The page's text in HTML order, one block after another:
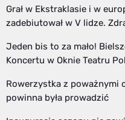
Grał w Ekstraklasie i w
zadebiutował w V lidze.
Jeden bis to za mało!
Koncertu w Oknie Teatru
Rowerzystka z poważnymi
powinna była prowadzić